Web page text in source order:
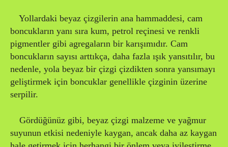
Yollardaki beyaz çizgilerin ana hammaddesi, cam
boncukların yanı sıra kum, petrol reçinesi ve renkli
pigmentler gibi agregaların bir karışımıdır. Cam
boncukların sayısı arttıkça, daha fazla ışık yansıtılır, bu
nedenle, yola beyaz bir çizgi çizdikten sonra yansımayı
geliştirmek için boncuklar genellikle çizginin üzerine
serpilir.
Gördüğünüz gibi, beyaz çizgi malzeme ve yağmur
suyunun etkisi nedeniyle kaygan, ancak daha az kaygan